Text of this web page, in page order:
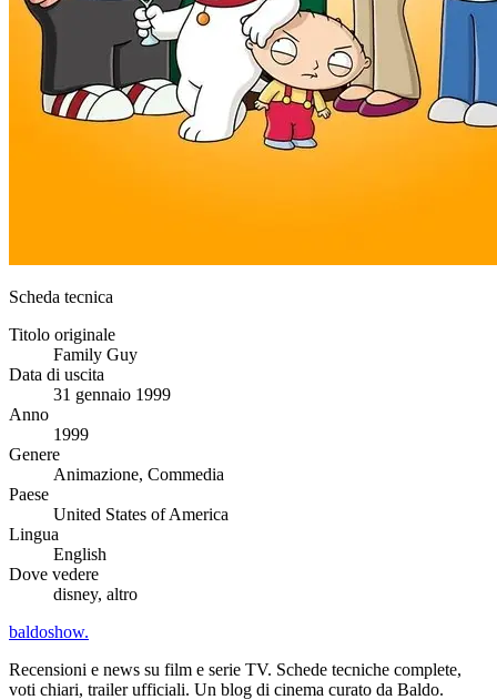
Scheda tecnica
Titolo originale
Family Guy
Data di uscita
31 gennaio 1999
Anno
1999
Genere
Animazione, Commedia
Paese
United States of America
Lingua
English
Dove vedere
disney, altro
baldoshow.
Recensioni e news su film e serie TV. Schede tecniche complete,
voti chiari, trailer ufficiali. Un blog di cinema curato da Baldo.